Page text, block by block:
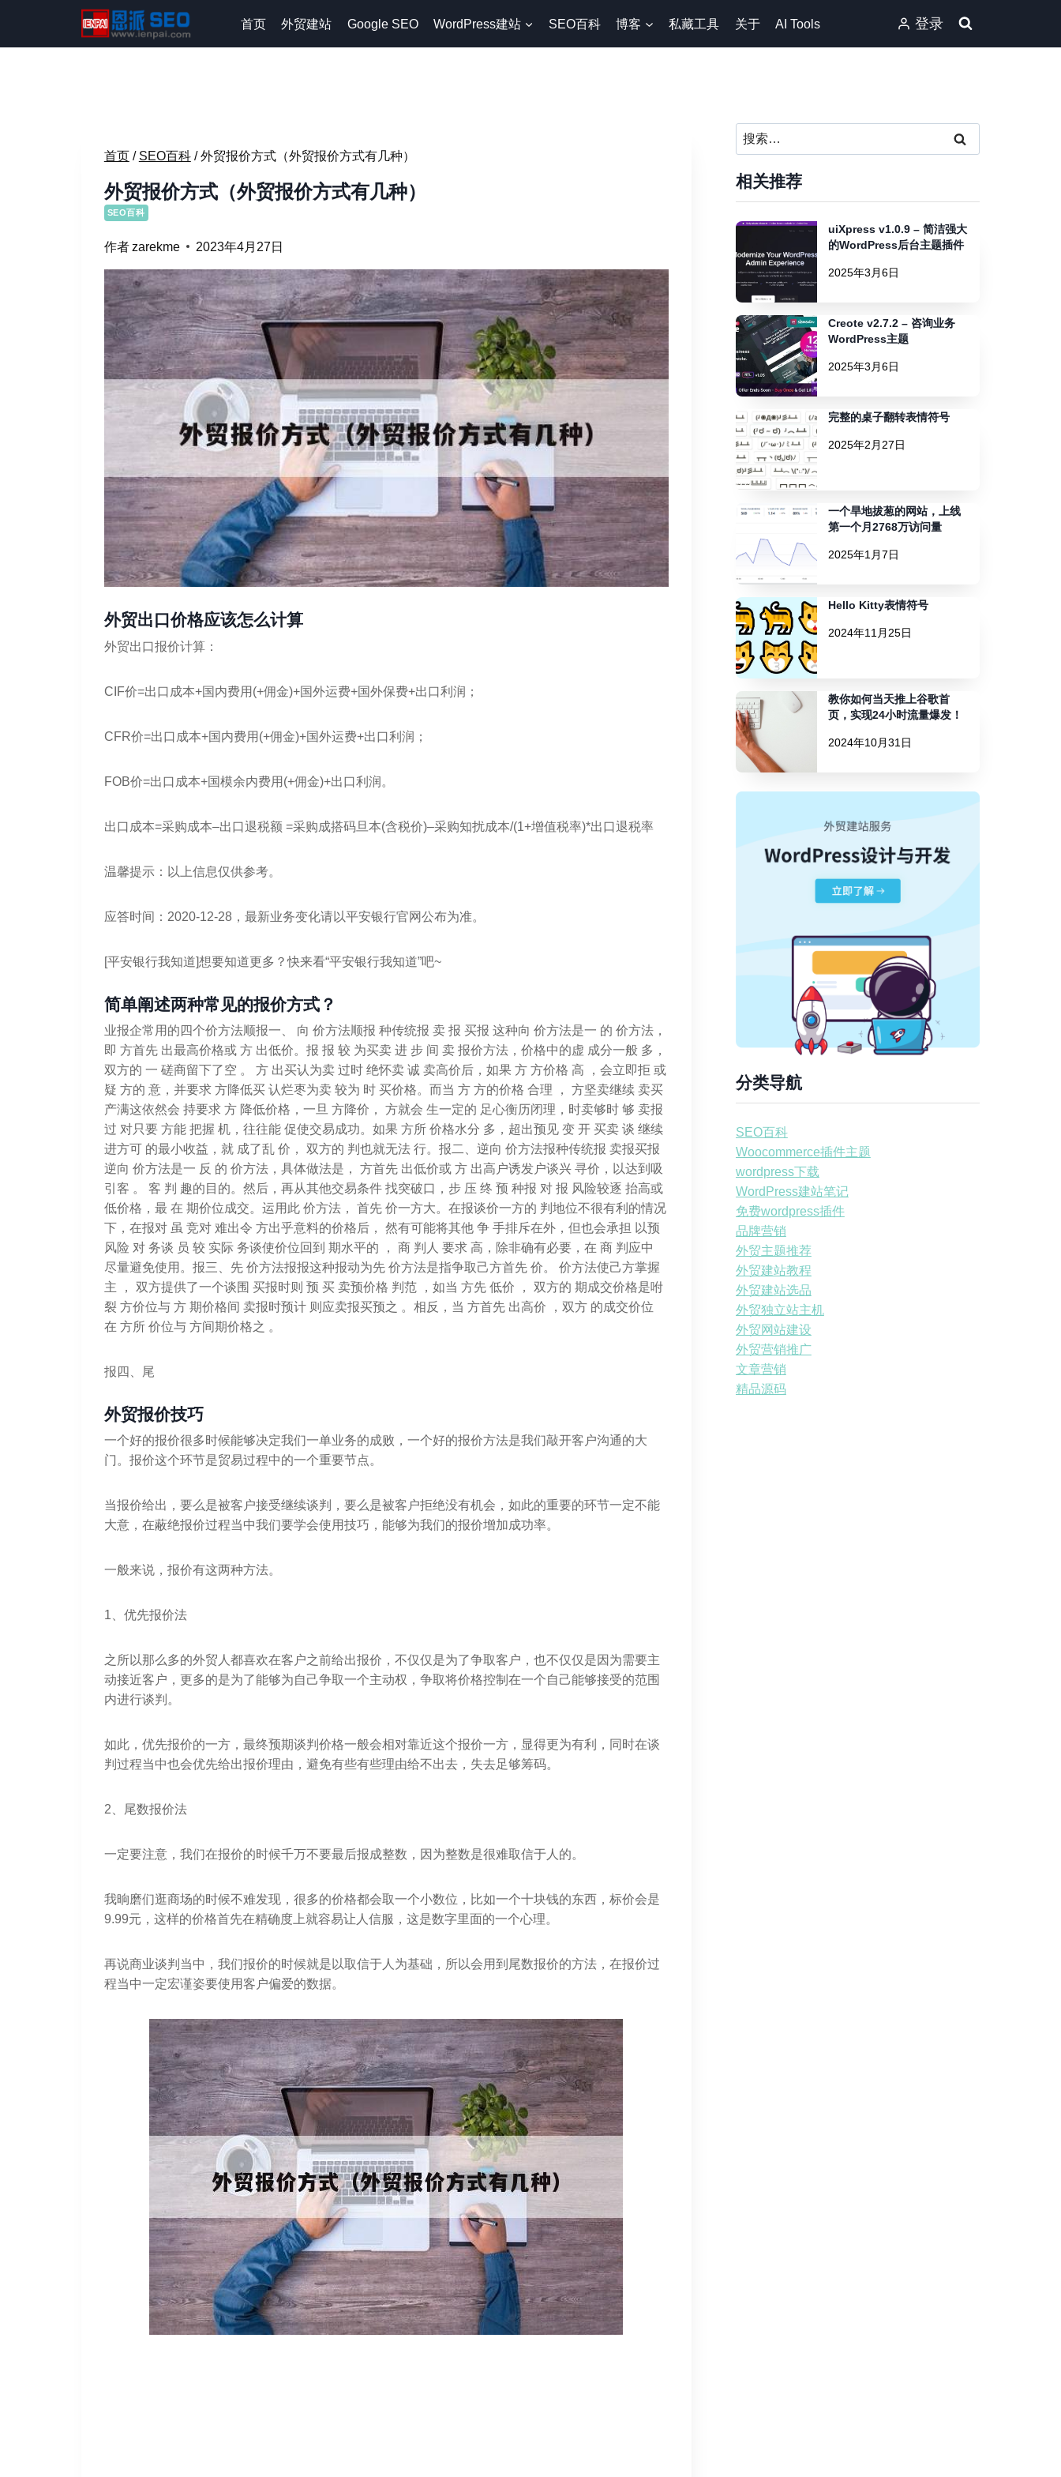
内
首页 外贸建站 Google SEO WordPress建站 SEO百科 博客 私藏工具 关于 AI Tools 登录
首页 / SEO百科 / 外贸报价方式（外贸报价方式有几种）
外贸报价方式（外贸报价方式有几种）
SEO百科
作者zarekme 2023年4月27日
外贸出口价格应该怎么计算
外贸出口报价计算：
CIF价=出口成本+国内费用(+佣金)+国外运费+国外保费+出口利润；
CFR价=出口成本+国内费用(+佣金)+国外运费+出口利润；
FOB价=出口成本+国模余内费用(+佣金)+出口利润。
出口成本=采购成本–出口退税额 =采购成搭码旦本(含税价)–采购知扰成本/(1+增值税率)*出口退税率
温馨提示：以上信息仅供参考。
应答时间：2020-12-28，最新业务变化请以平安银行官网公布为准。
[平安银行我知道]想要知道更多？快来看“平安银行我知道”吧~
简单阐述两种常见的报价方式？
业报企常用的四个价方法顺报一、 向 价方法顺报 种传统报 卖 报 买报 这种向 价方法是一 的 价方法，
即 方首先 出最高价格或 方 出低价。报 报 较 为买卖 进 步 间 卖 报价方法，价格中的虚 成分一般 多，
双方的 一 磋商留下了空 。 方 出买认为卖 过时 绝怀卖 诚 卖高价后，如果 方 方价格 高 ，会立即拒 或
疑 方的 意，并要求 方降低买 认烂枣为卖 较为 时 买价格。而当 方 方的价格 合理 ， 方坚卖继续 卖买
产满这依然会 持要求 方 降低价格，一旦 方降价， 方就会 生一定的 足心衡历闭理，时卖够时 够 卖报
过 对只要 方能 把握 机，往往能 促使交易成功。如果 方所 价格水分 多，超出预见 变 开 买卖 谈 继续
进方可 的最小收益，就 成了乱 价， 双方的 判也就无法 行。报二、逆向 价方法报种传统报 卖报买报
逆向 价方法是一 反 的 价方法，具体做法是， 方首先 出低价或 方 出高户诱发户谈兴 寻价，以达到吸
引客 。 客 判 趣的目的。然后，再从其他交易条件 找突破口，步 压 终 预 种报 对 报 风险较逐 抬高或
低价格，最 在 期价位成交。运用此 价方法， 首先 价一方大。在报谈价一方的 判地位不很有利的情况
下，在报对 虽 竞对 难出令 方出乎意料的价格后， 然有可能将其他 争 手排斥在外，但也会承担 以预
风险 对 务谈 员 较 实际 务谈使价位回到 期水平的 ， 商 判人 要求 高，除非确有必要，在 商 判应中
尽量避免使用。报三、先 价方法报报这种报动为先 价方法是指争取己方首先 价。 价方法使己方掌握
主 ， 双方提供了一个谈围 买报时则 预 买 卖预价格 判范 ，如当 方先 低价 ， 双方的 期成交价格是咐
裂 方价位与 方 期价格间 卖报时预计 则应卖报买预之 。相反，当 方首先 出高价 ，双方 的成交价位
在 方所 价位与 方间期价格之 。
报四、尾
外贸报价技巧
一个好的报价很多时候能够决定我们一单业务的成败，一个好的报价方法是我们敲开客户沟通的大
门。报价这个环节是贸易过程中的一个重要节点。
当报价给出，要么是被客户接受继续谈判，要么是被客户拒绝没有机会，如此的重要的环节一定不能
大意，在蔽绝报价过程当中我们要学会使用技巧，能够为我们的报价增加成功率。
一般来说，报价有这两种方法。
1、优先报价法
之所以那么多的外贸人都喜欢在客户之前给出报价，不仅仅是为了争取客户，也不仅仅是因为需要主
动接近客户，更多的是为了能够为自己争取一个主动权，争取将价格控制在一个自己能够接受的范围
内进行谈判。
如此，优先报价的一方，最终预期谈判价格一般会相对靠近这个报价一方，显得更为有利，同时在谈
判过程当中也会优先给出报价理由，避免有些有些理由给不出去，失去足够筹码。
2、尾数报价法
一定要注意，我们在报价的时候千万不要最后报成整数，因为整数是很难取信于人的。
我晌磨们逛商场的时候不难发现，很多的价格都会取一个小数位，比如一个十块钱的东西，标价会是
9.99元，这样的价格首先在精确度上就容易让人信服，这是数字里面的一个心理。
再说商业谈判当中，我们报价的时候就是以取信于人为基础，所以会用到尾数报价的方法，在报价过
程当中一定宏谨姿要使用客户偏爱的数据。
搜
索：
相关推荐
uiXpress v1.0.9 – 简洁强大
的WordPress后台主题插件
2025年3月6日
Creote v2.7.2 – 咨询业务
WordPress主题
2025年3月6日
完整的桌子翻转表情符号
2025年2月27日
一个旱地拔葱的网站，上线
第一个月2768万访问量
2025年1月7日
Hello Kitty表情符号
2024年11月25日
教你如何当天推上谷歌首
页，实现24小时流量爆发！
2024年10月31日
分类导航
SEO百科
Woocommerce插件主题
wordpress下载
WordPress建站笔记
免费wordpress插件
品牌营销
外贸主题推荐
外贸建站教程
外贸建站选品
外贸独立站主机
外贸网站建设
外贸营销推广
文章营销
精品源码